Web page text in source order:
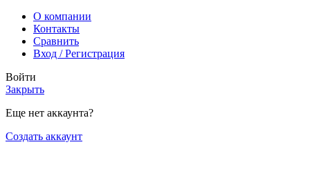
О компании
Контакты
Сравнить
Вход / Регистрация
Войти
Закрыть
Еще нет аккаунта?
Создать аккаунт